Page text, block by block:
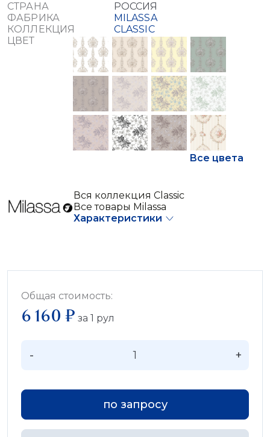
СТРАНА
РОССИЯ
ФАБРИКА
MILASSA
КОЛЛЕКЦИЯ
CLASSIC
ЦВЕТ
Все цвета
Вся коллекция Classic
Все товары Milassa
Характеристики
Общая стоимость:
6 160 ₽ за 1 рул
- +
по запросу